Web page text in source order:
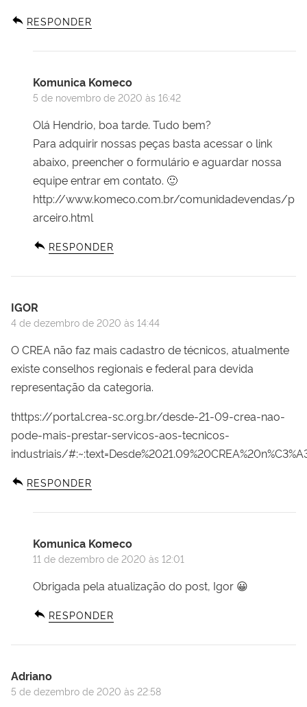
RESPONDER
Komunica Komeco
5 de novembro de 2020 às 16:42
Olá Hendrio, boa tarde. Tudo bem?
Para adquirir nossas peças basta acessar o link
abaixo, preencher o formulário e aguardar nossa
equipe entrar em contato. 🙂
http://www.komeco.com.br/comunidadevendas/p
arceiro.html
RESPONDER
IGOR
4 de dezembro de 2020 às 14:44
O CREA não faz mais cadastro de técnicos, atualmente
existe conselhos regionais e federal para devida
representação da categoria.
thttps://portal.crea-sc.org.br/desde-21-09-crea-nao-
pode-mais-prestar-servicos-aos-tecnicos-
industriais/
RESPONDER
Komunica Komeco
11 de dezembro de 2020 às 12:01
Obrigada pela atualização do post, Igor 😀
RESPONDER
Adriano
5 de dezembro de 2020 às 22:58